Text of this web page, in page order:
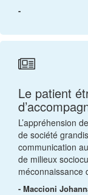
-
Le patient
L’appréhension
de société
communication
de milieux
- Maccioni